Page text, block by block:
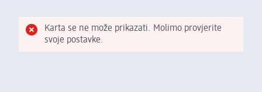
Karta se ne može prikazati. Molimo provjerite
svoje postavke.